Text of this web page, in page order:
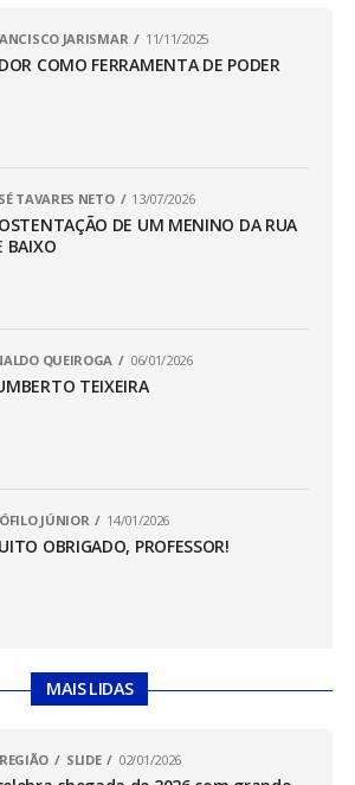
JARISMAR 11/11/2025
COMO FERRAMENTA DE PODER
TAVARES NETO 13/07/2026
DE UM MENINO DA RUA
BAIXO
QUEIROGA 06/01/2026
TEIXEIRA
JÚNIOR 14/01/2026
OBRIGADO, PROFESSOR!
MAIS LIDAS
SLIDE 02/01/2026